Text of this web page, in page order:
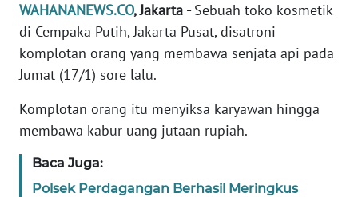
WAHANANEWS.CO, Jakarta -Sebuah toko kosmetik
di Cempaka Putih, Jakarta Pusat, disatroni
komplotan orang yang membawa senjata api pada
Jumat (17/1) sore lalu.
Komplotan orang itu menyiksa karyawan hingga
membawa kabur uang jutaan rupiah.
Baca Juga:
Polsek Perdagangan Berhasil Meringkus
EDITORIAL
Informasi
BERITA
KAMI